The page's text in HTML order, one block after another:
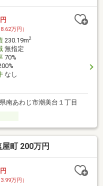
万円）
230.19m2
無指定
70%
なし
南あわじ市潮美台１丁目
町 200万円
万円）